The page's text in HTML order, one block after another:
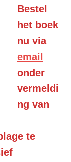
Bestel
het boek
nu via
email
onder
vermeldi
ng van
te